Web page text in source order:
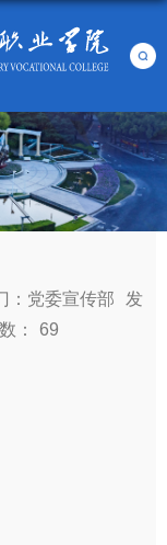
：党委宣传部
发
： 69